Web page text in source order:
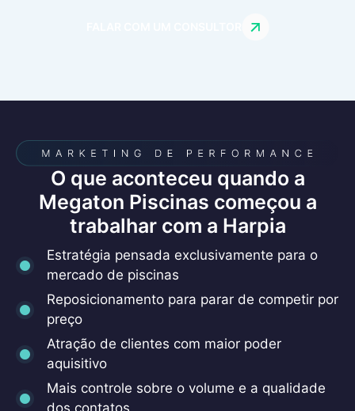
O que aconteceu quando a
Megaton Piscinas começou a
trabalhar com a Harpia
Estratégia pensada exclusivamente para o
mercado de piscinas
Reposicionamento para parar de competir por
preço
Atração de clientes com maior poder
aquisitivo
Mais controle sobre o volume e a qualidade